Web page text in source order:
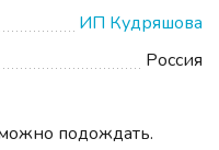
ИП Кудряшова
Россия
подождать.